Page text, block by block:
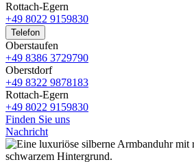
Rottach-Egern
+49 8022 9159830
Telefon
Oberstaufen
+49 8386 3729790
Oberstdorf
+49 8322 9878183
Rottach-Egern
+49 8022 9159830
Finden Sie uns
Nachricht